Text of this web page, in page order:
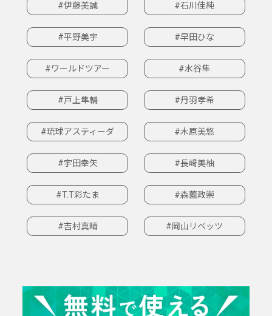
#伊藤美誠 #石川佳純
#平野美宇 #早田ひな
#ワールドツアー #水谷隼
#戸上隼輔 #丹羽孝希
#琉球アスティーダ #木原美悠
#宇田幸矢 #長﨑美柚
#T.T彩たま #森薗政崇
#吉村真晴 #岡山リベッツ